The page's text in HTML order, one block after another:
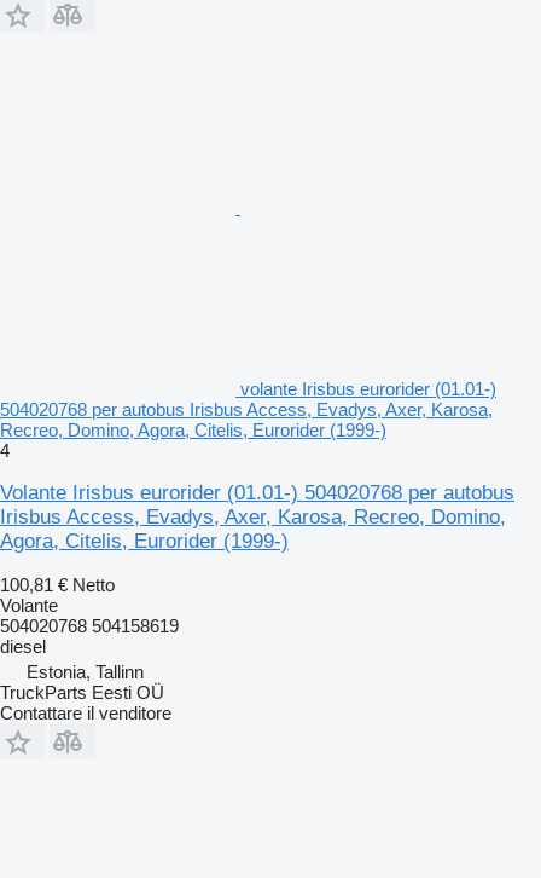
volante Irisbus eurorider (01.01-)
504020768 per autobus Irisbus Access, Evadys, Axer, Karosa,
Recreo, Domino, Agora, Citelis, Eurorider (1999-)
4
Volante Irisbus eurorider (01.01-) 504020768 per autobus
Irisbus Access, Evadys, Axer, Karosa, Recreo, Domino,
Agora, Citelis, Eurorider (1999-)
100,81 € Netto
Volante
504020768 504158619
diesel
Estonia, Tallinn
TruckParts Eesti OÜ
Contattare il venditore